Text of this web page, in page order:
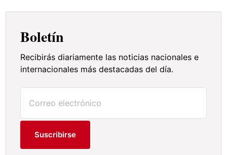
Boletín
Recibirás diariamente las noticias nacionales e
internacionales más destacadas del día.
Suscribirse